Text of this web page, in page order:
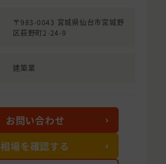
〒983-0043 宮城県仙台市宮城野
区萩野町2-24-9
建築業
お問い合わせ
相場を確認する